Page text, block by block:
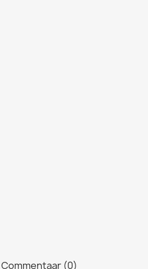
Commentaar (0)